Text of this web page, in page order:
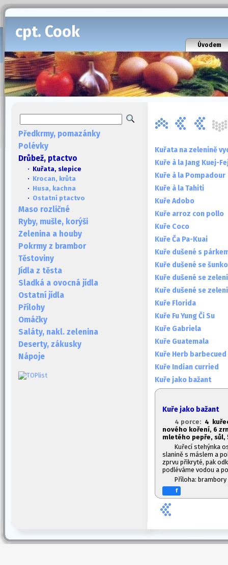
cpt. Cook
Úvodem
Předkrmy, pomazánky
Polévky
Drůbež, ptactvo
· Kuřata, slepice
· Krocan, krůta
· Husa, kachna
· Ostatní ptactvo
Maso rozličné
Ryby, mušle, korýši
Zelenina a houby
Pokrmy z brambor
Těstoviny
Jídla z těsta
Sladká a ovocná jídla
Ostatní jídla
Přílohy
Omáčky
Saláty, nakl. zelenina
Deserty, zákusky
Nápoje
Kuřata na zelenině
Kuře à la Jang Kuej-
Kuře à la Pompadour
Kuře à la Tahiti
Kuře Adobo
Kuře arroz con pollo
Kuře Coco
Kuře Ča Pa-Kuai
Kuře dušené s
Kuře dušené se
Kuře dušené se
Kuře dušené se
Kuře Florida
Kuře Fu Yung Či Su
Kuře Gabriela
Kuře Guatemala
Kuře Herb barbecued
Kuře Indian curried
Kuře jako bažant
Kuře jako bažant
4 porce: 4
nového koření, 6
mletého pepře, sůl,
Kuřecí stehýnka
slanině s máslem a
zprvu přikryté, pak
podléváme vodou a
Příloha: brambory
f